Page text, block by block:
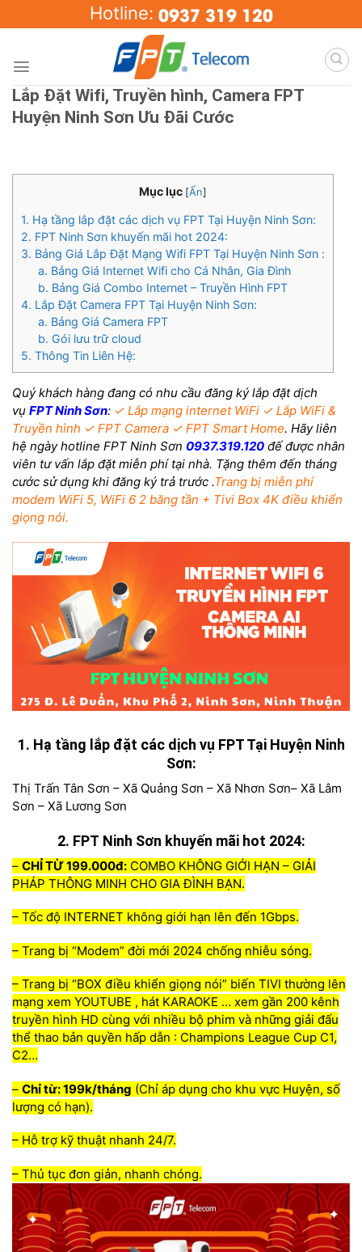
to
Hotline: 0937 319 120
Lắp Đặt Wifi, Truyền hình, Camera FPT
Huyện Ninh Sơn Ưu Đãi Cước
Mục lục [Ẩn]
1. Hạ tầng lắp đặt các dịch vụ FPT Tại Huyện Ninh Sơn:
2. FPT Ninh Sơn khuyến mãi hot 2024:
3. Bảng Giá Lắp Đặt Mạng Wifi FPT Tại Huyện Ninh Sơn :
a. Bảng Giá Internet Wifi cho Cá Nhân, Gia Đình
b. Bảng Giá Combo Internet – Truyền Hình FPT
4. Lắp Đặt Camera FPT Tại Huyện Ninh Sơn:
a. Bảng Giá Camera FPT
b. Gói lưu trữ cloud
5. Thông Tin Liên Hệ:
Quý khách hàng đang có nhu cầu đăng ký lắp đặt dịch
vụ FPT Ninh Sơn: ✓ Lắp mạng internet WiFi ✓ Lắp WiFi &
Truyền hình ✓ FPT Camera ✓ FPT Smart Home. Hãy liên
hệ ngày hotline FPT Ninh Sơn 0937.319.120 đế được nhân
viên tư vấn lắp đặt miễn phí tại nhà. Tặng thêm đến tháng
cước sử dụng khi đăng ký trả trước .Trang bị miễn phí
modem WiFi 5, WiFi 6 2 băng tần + Tivi Box 4K điều khiển
giọng nói.
1. Hạ tầng lắp đặt các dịch vụ FPT Tại Huyện Ninh
Sơn:
Thị Trấn Tân Sơn – Xã Quảng Sơn – Xã Nhơn Sơn– Xã Lâm
Sơn – Xã Lương Sơn
2. FPT Ninh Sơn khuyến mãi hot 2024:
– CHỈ TỪ 199.000đ: COMBO KHÔNG GIỚI HẠN – GIẢI
PHÁP THÔNG MINH CHO GIA ĐÌNH BẠN.
– Tốc độ INTERNET không giới hạn lên đến 1Gbps.
– Trang bị “Modem” đời mới 2024 chống nhiễu sóng.
– Trang bị “BOX điều khiển giọng nói” biến TIVI thường lên
mạng xem YOUTUBE , hát KARAOKE … xem gần 200 kênh
truyền hình HD cùng với nhiều bộ phim và những giải đấu
thể thao bản quyền hấp dẫn : Champions League Cup C1,
C2…
– Chỉ từ: 199k/tháng (Chỉ áp dụng cho khu vực Huyện, số
lượng có hạn).
– Hỗ trợ kỹ thuật nhanh 24/7.
– Thủ tục đơn giản, nhanh chóng.